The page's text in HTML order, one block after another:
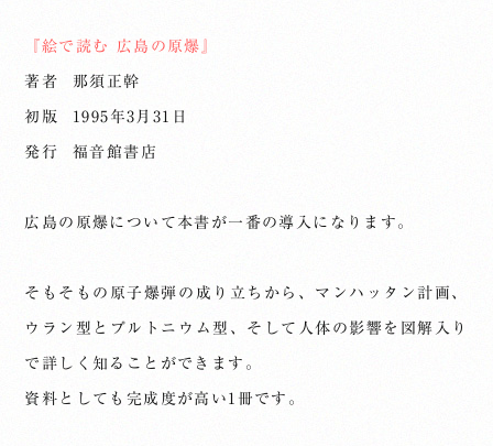
『絵で読む 広島の原爆』
著者 那須正幹
初版 1995年3月31日
発行 福音館書店
広島の原爆について本書が一番の導入になります。
そもそもの原子爆弾の成り立ちから、マンハッタン計画、
ウラン型とプルトニウム型、そして人体の影響を図解入り
で詳しく知ることができます。
資料としても完成度が高い1冊です。